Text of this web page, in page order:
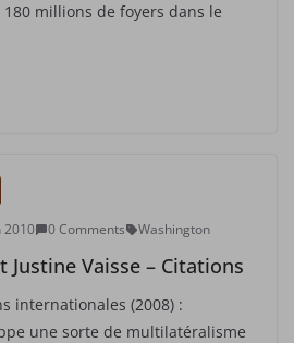
180 millions de foyers dans le
2010 0 Comments Washington
Justine Vaisse – Citations
internationales (2008) :
une sorte de multilatéralisme